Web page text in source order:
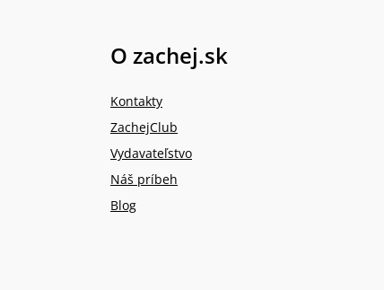
O zachej.sk
Kontakty
ZachejClub
Vydavateľstvo
Náš príbeh
Blog